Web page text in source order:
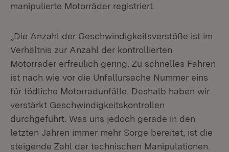
manipulierte Motorräder registriert.
„Die Anzahl der Geschwindigkeitsverstöße ist im
Verhältnis zur Anzahl der kontrollierten
Motorräder erfreulich gering. Zu schnelles Fahren
ist nach wie vor die Unfallursache Nummer eins
für tödliche Motorradunfälle. Deshalb haben wir
verstärkt Geschwindigkeitskontrollen
durchgeführt. Was uns jedoch gerade in den
letzten Jahren immer mehr Sorge bereitet, ist die
steigende Zahl der technischen Manipulationen.